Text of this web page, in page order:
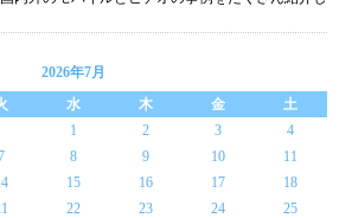
2026年7月
水 木 金
土
1
2 3
4
8 9 10
11
15 16 17
18
22 23 24
25